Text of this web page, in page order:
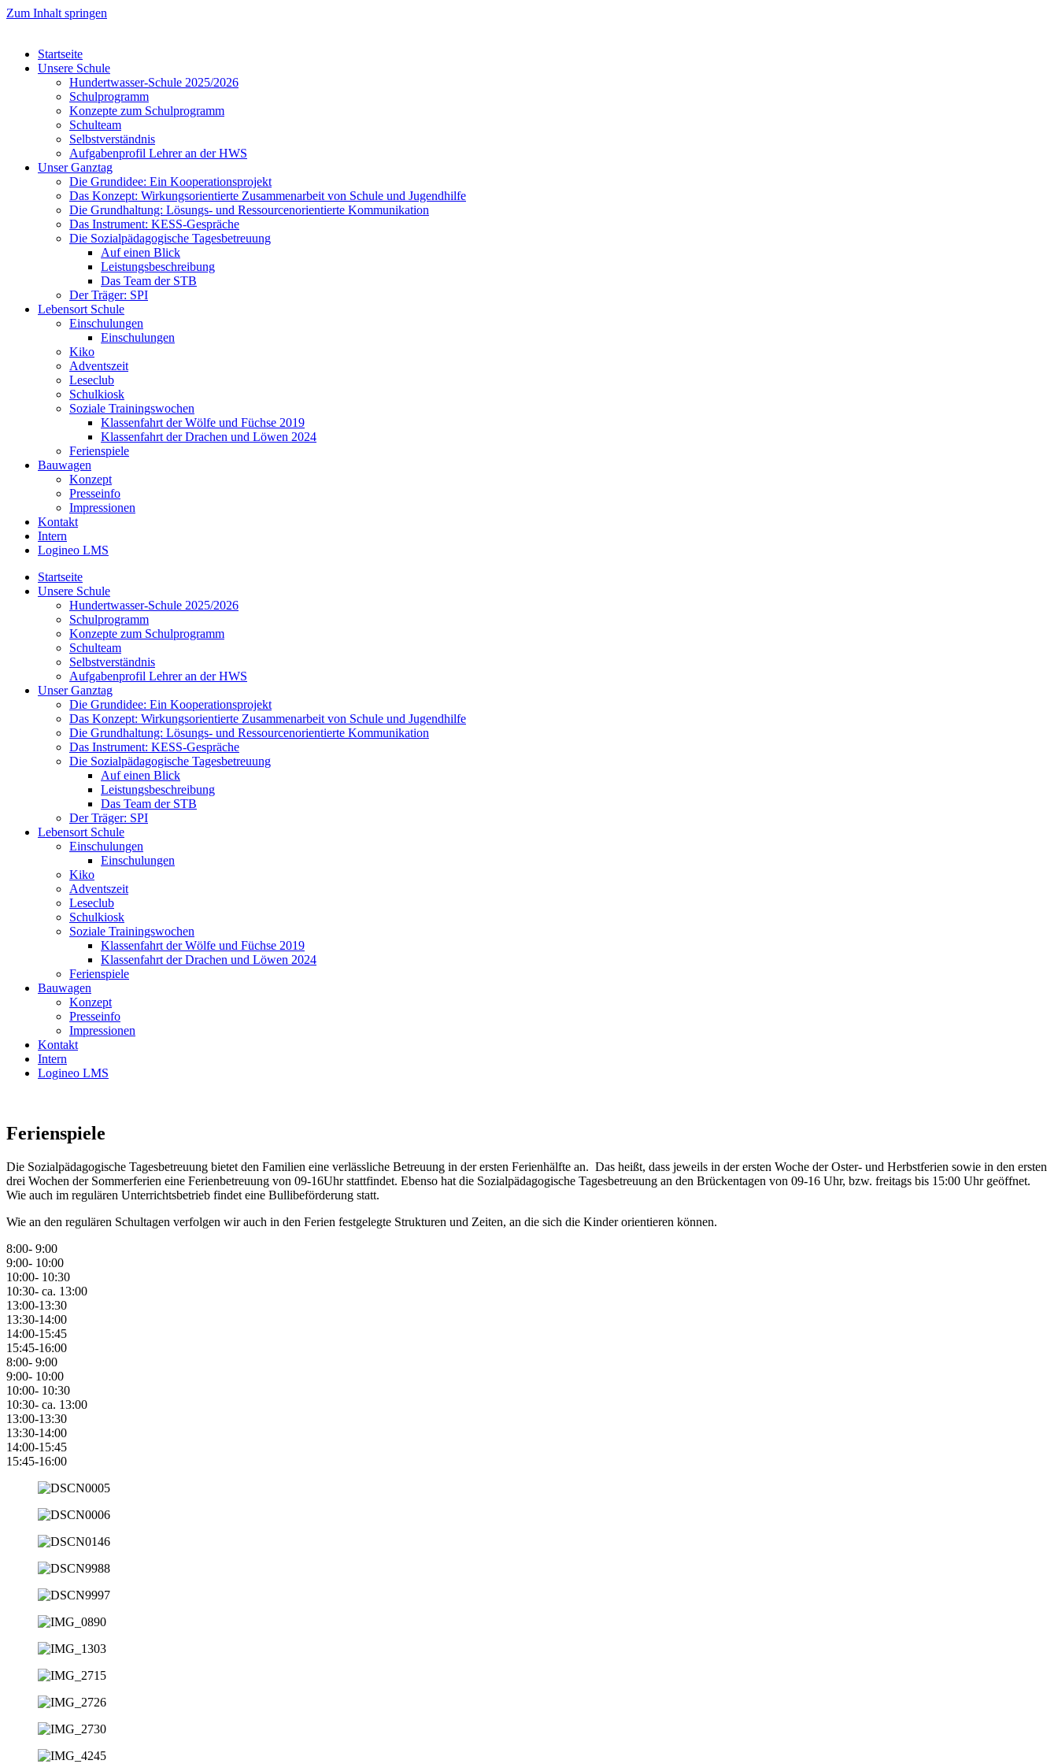
Zum Inhalt springen
Startseite
Unsere Schule
Hundertwasser-Schule 2025/2026
Schulprogramm
Konzepte zum Schulprogramm
Schulteam
Selbst­ver­ständ­nis
Aufgabenprofil Lehrer an der HWS
Unser Ganztag
Die Grundidee: Ein Kooperationsprojekt
Das Konzept: Wirkungsorientierte Zusammenarbeit von Schule und Jugendhilfe
Die Grundhaltung: Lösungs- und Ressourcenorientierte Kommunikation
Das Instrument: KESS-Gespräche
Die Sozialpädagogische Tagesbetreuung
Auf einen Blick
Leistungsbeschreibung
Das Team der STB
Der Träger: SPI
Lebensort Schule
Einschulungen
Einschulungen
Kiko
Adventszeit
Leseclub
Schulkiosk
Soziale Trainingswochen
Klassenfahrt der Wölfe und Füchse 2019
Klassenfahrt der Drachen und Löwen 2024
Ferienspiele
Bauwagen
Konzept
Presseinfo
Impressionen
Kontakt
Intern
Logineo LMS
Startseite
Unsere Schule
Hundertwasser-Schule 2025/2026
Schulprogramm
Konzepte zum Schulprogramm
Schulteam
Selbst­ver­ständ­nis
Aufgabenprofil Lehrer an der HWS
Unser Ganztag
Die Grundidee: Ein Kooperationsprojekt
Das Konzept: Wirkungsorientierte Zusammenarbeit von Schule und Jugendhilfe
Die Grundhaltung: Lösungs- und Ressourcenorientierte Kommunikation
Das Instrument: KESS-Gespräche
Die Sozialpädagogische Tagesbetreuung
Auf einen Blick
Leistungsbeschreibung
Das Team der STB
Der Träger: SPI
Lebensort Schule
Einschulungen
Einschulungen
Kiko
Adventszeit
Leseclub
Schulkiosk
Soziale Trainingswochen
Klassenfahrt der Wölfe und Füchse 2019
Klassenfahrt der Drachen und Löwen 2024
Ferienspiele
Bauwagen
Konzept
Presseinfo
Impressionen
Kontakt
Intern
Logineo LMS
Ferienspiele
Die Sozialpädagogische Tagesbetreuung bietet den Familien eine verlässliche Betreuung in der ersten Ferienhälfte an. Das heißt, dass jeweils in der ersten Woche der Oster- und Herbstferien sowie in den ersten
drei Wochen der Sommerferien eine Ferienbetreuung von 09-16Uhr stattfindet. Ebenso hat die Sozialpädagogische Tagesbetreuung an den Brückentagen von 09-16 Uhr, bzw. freitags bis 15:00 Uhr geöffnet.
Wie auch im regulären Unterrichtsbetrieb findet eine Bullibeförderung statt.
Wie an den regulären Schultagen verfolgen wir auch in den Ferien festgelegte Strukturen und Zeiten, an die sich die Kinder orientieren können.
8:00- 9:00
9:00- 10:00
10:00- 10:30
10:30- ca. 13:00
13:00-13:30
13:30-14:00
14:00-15:45
15:45-16:00
8:00- 9:00
9:00- 10:00
10:00- 10:30
10:30- ca. 13:00
13:00-13:30
13:30-14:00
14:00-15:45
15:45-16:00